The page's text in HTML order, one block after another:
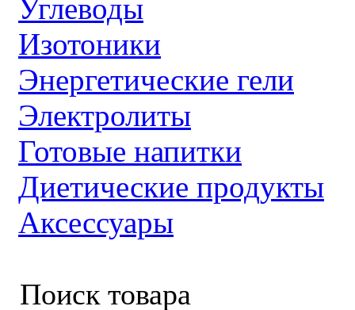
Углеводы
Изотоники
Энергетические гели
Электролиты
Готовые напитки
Диетические продукты
Аксессуары
Поиск товара